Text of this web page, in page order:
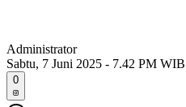
Administrator
Sabtu, 7 Juni 2025 - 7.42 PM WIB
0